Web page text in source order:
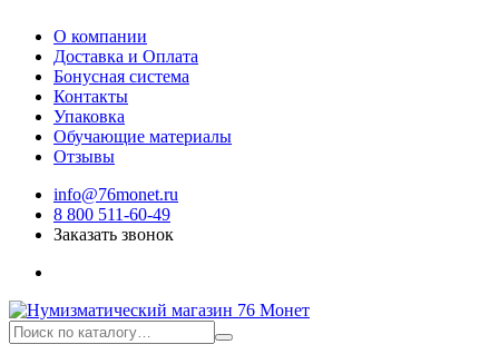
О компании
Доставка и Оплата
Бонусная система
Контакты
Упаковка
Обучающие материалы
Отзывы
info@76monet.ru
8 800 511-60-49
Заказать звонок